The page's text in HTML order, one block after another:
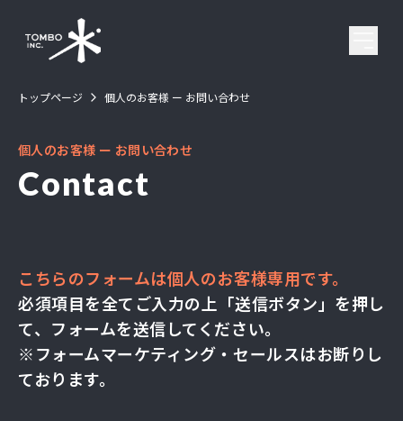
お問い合わせ
トップページ 個人のお客様 ー お問い合わせ
個人のお客様 ー お問い合わせ
Contact
こちらのフォームは個人のお客様専用です。
必須項目を全てご入力の上「送信ボタン」を押し
て、フォームを送信してください。
※フォームマーケティング・セールスはお断りし
ております。